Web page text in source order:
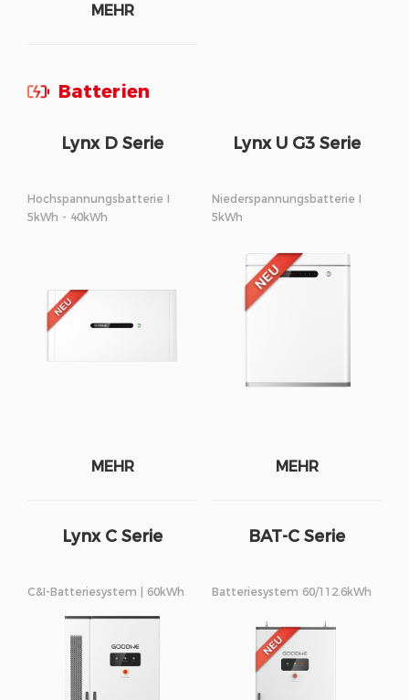
MEHR
Batterien
Lynx D Serie
Hochspannungsbatterie I
5kWh - 40kWh
MEHR
Lynx U G3 Serie
Niederspannungsbatterie I
5kWh
MEHR
Lynx C Serie
C&I-Batteriesystem | 60kWh
BAT-C Serie
Batteriesystem 60/112.6kWh